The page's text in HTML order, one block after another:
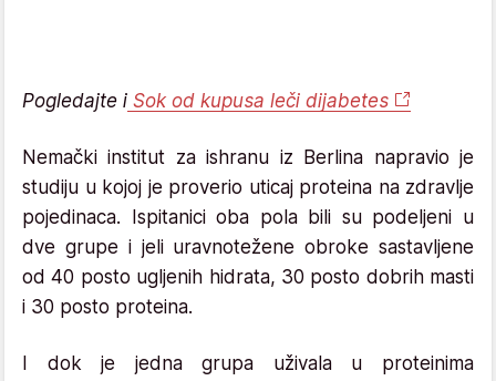
Pogledajte i Sok od kupusa leči dijabetes
Nemački institut za ishranu iz Berlina napravio je
studiju u kojoj je proverio uticaj proteina na zdravlje
pojedinaca. Ispitanici oba pola bili su podeljeni u
dve grupe i jeli uravnotežene obroke sastavljene
od 40 posto ugljenih hidrata, 30 posto dobrih masti
i 30 posto proteina.
I dok je jedna grupa uživala u proteinima